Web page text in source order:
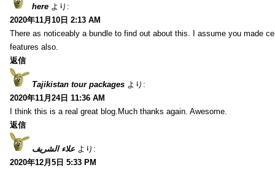
here より:
2020年11月10日 2:13 AM
There as noticeably a bundle to find out about this. I assume you made
features also.
返信
Tajikistan tour packages より:
2020年11月24日 11:36 AM
I think this is a real great blog.Much thanks again. Awesome.
返信
علاء الشريف より:
2020年12月5日 5:33 PM